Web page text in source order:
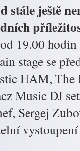
stále ještě
19.00
stage se
HAM, The
Music DJ
Sergej